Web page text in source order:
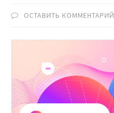
ОСТАВИТЬ КОММЕНТАРИЙ